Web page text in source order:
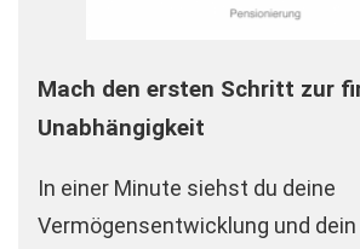
Mach den ersten Schritt zur
Unabhängigkeit
In einer Minute siehst du deine
Vermögensentwicklung und